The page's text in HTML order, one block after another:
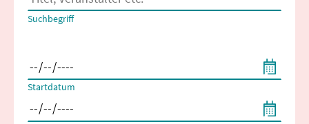
Es erscheinen Suchvorschläge, wenn mindestens 2 Zeichen
Suchbegriff
Startdatum